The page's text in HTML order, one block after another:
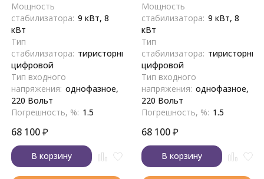
Мощность
стабилизатора: 9 кВт, 8
кВт
Тип
стабилизатора: тиристорный,
цифровой
Тип входного
напряжения: однофазное,
220 Вольт
Погрешность, %: 1.5
68 100₽
В корзину
Мощность
стабилизатора: 9 кВт, 8
кВт
Тип
стабилизатора:
цифровой
Тип входного
напряжения: однофазное,
220 Вольт
Погрешность, %: 1.5
68 100₽
В корзину